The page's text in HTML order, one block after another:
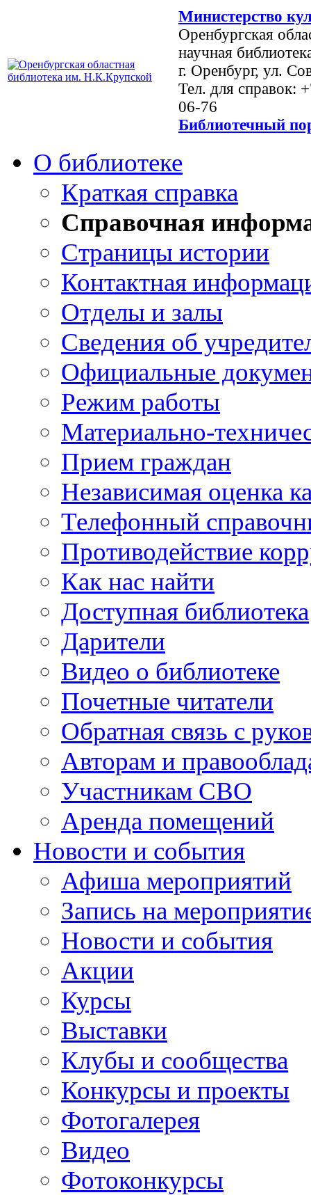
Министерство
Оренбургская
научная
г. Оренбург, ул.
Тел. для справок:
06-76
Библиотечный
О библиотеке
Краткая справка
Справочная
Страницы истории
Контактная
Отделы и залы
Сведения об
Официальные
Режим работы
Материально-
Прием граждан
Независимая оценка
Телефонный
Противодействие
Как нас найти
Доступная библиотека
Дарители
Видео о библиотеке
Почетные читатели
Обратная связь с
Авторам и
Участникам СВО
Аренда помещений
Новости и события
Афиша мероприятий
Запись на
Новости и события
Акции
Курсы
Выставки
Клубы и сообщества
Конкурсы и проекты
Фотогалерея
Видео
Фотоконкурсы